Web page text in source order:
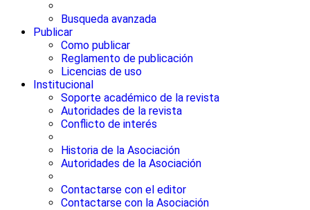
Busqueda avanzada
Publicar
Como publicar
Reglamento de publicación
Licencias de uso
Institucional
Soporte académico de la revista
Autoridades de la revista
Conflicto de interés
Historia de la Asociación
Autoridades de la Asociación
Contactarse con el editor
Contactarse con la Asociación